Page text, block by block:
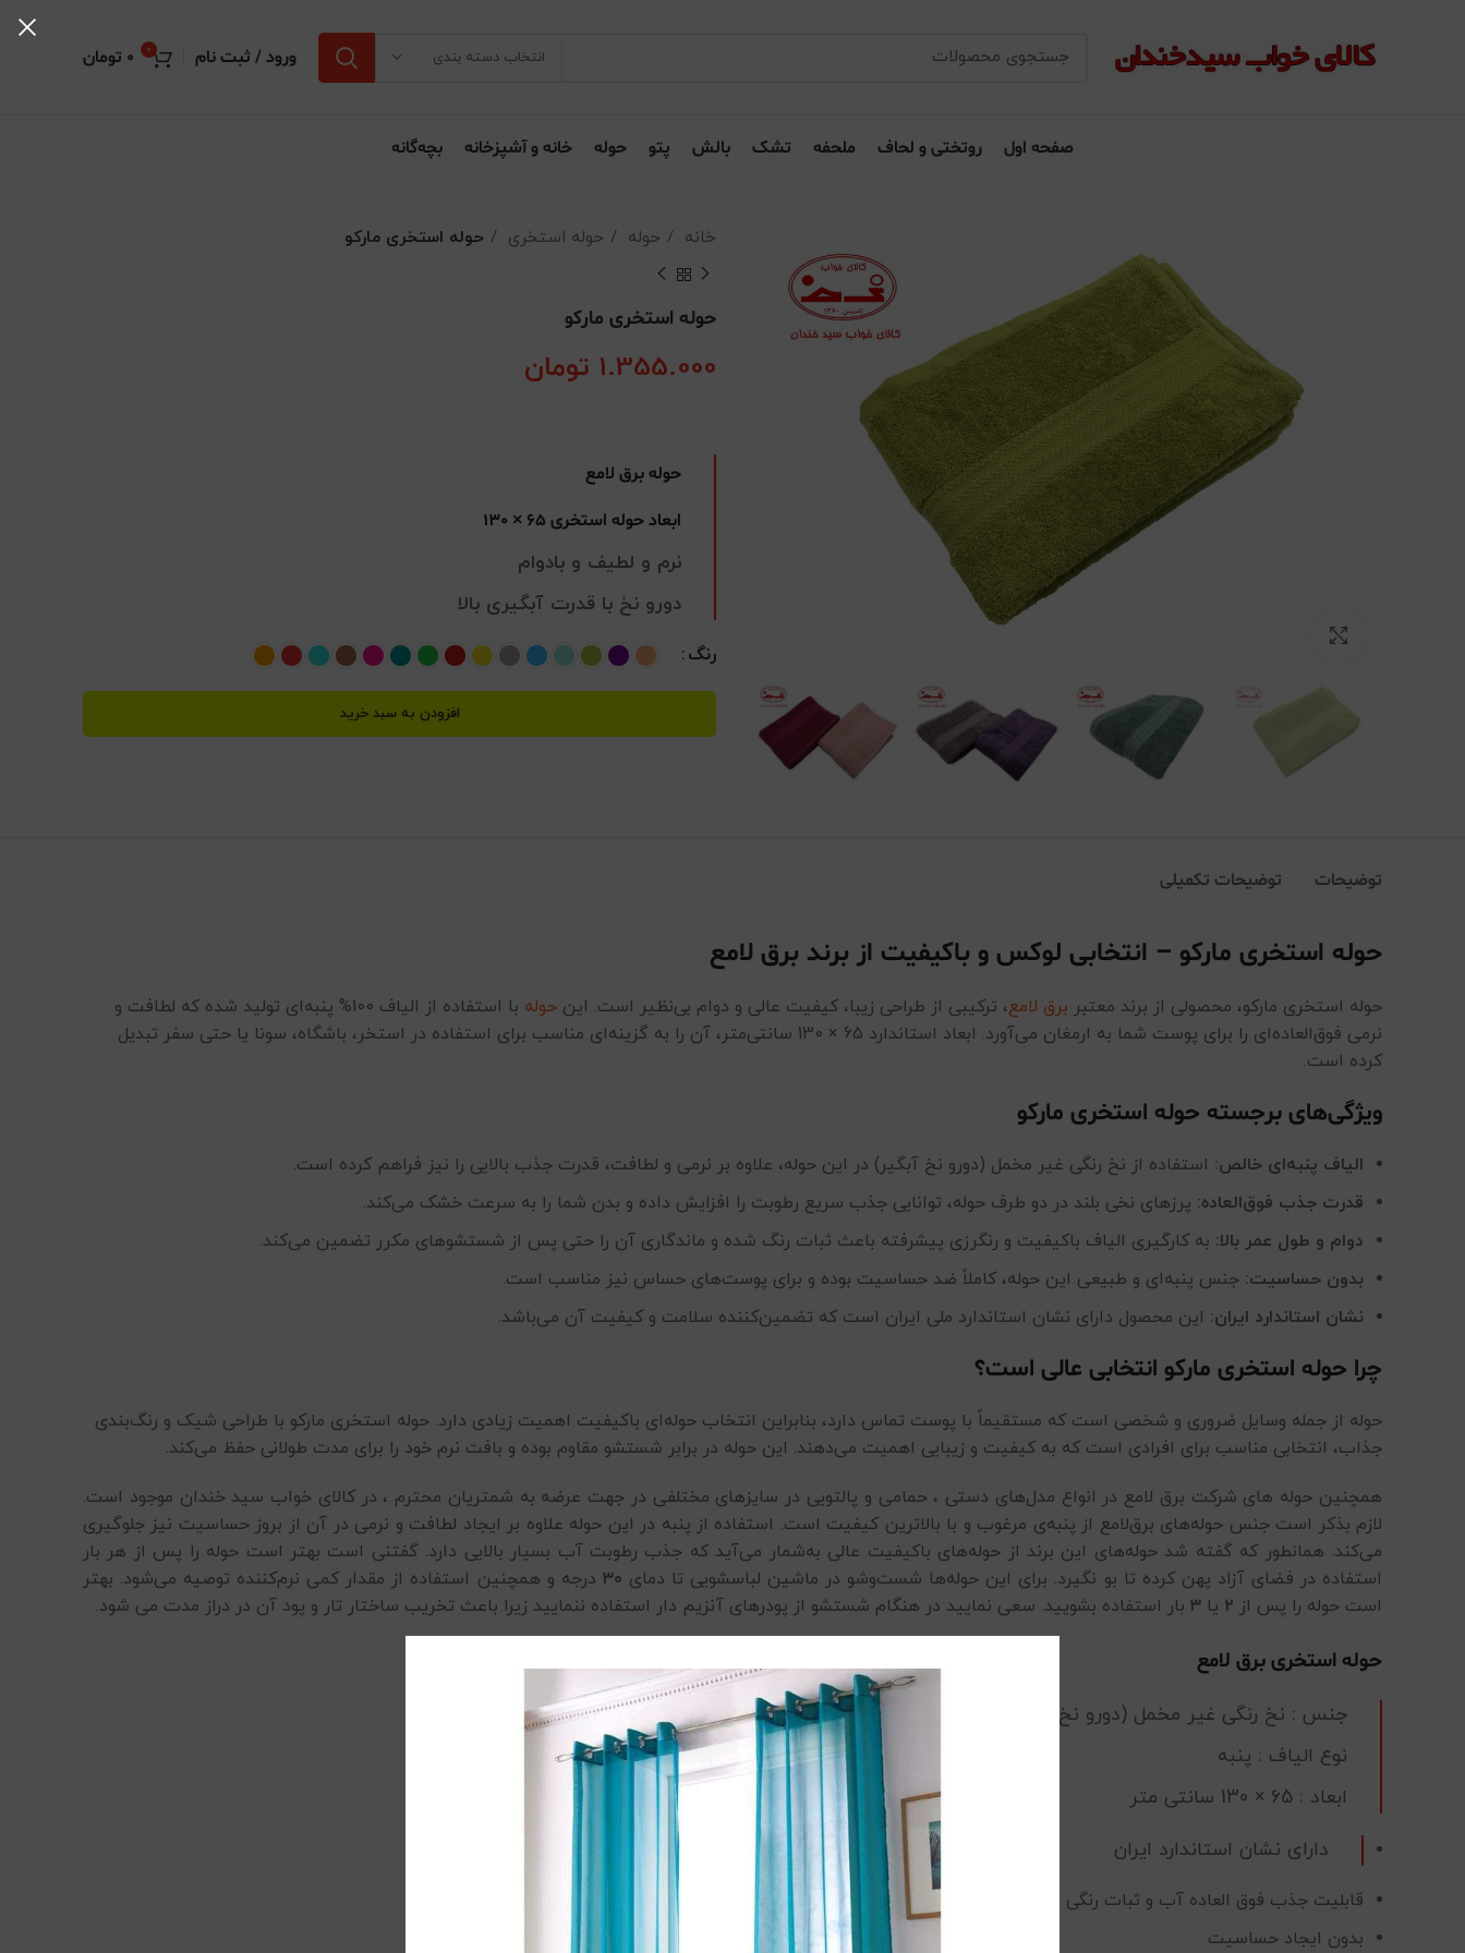
انتخاب دسته بندی ورود / ثبت نام 0
0 تومان
صفحه اول روتختی و لحاف ملحفه تشک بالش پتو حوله خانه و آشپزخانه بچه‌گانه
خانه حوله حوله استخری حوله استخری مارکو
حوله استخری مارکو
1.355.000 تومان
حوله برق لامع
ابعاد حوله استخری 65 × 130
نرم و لطیف و بادوام
دورو نخ با قدرت آبگیری بالا
رنگ
افزودن به سبد خرید
توضیحات توضیحات تکمیلی
حوله استخری مارکو – انتخابی لوکس و باکیفیت از برند برق لامع
حوله استخری مارکو، محصولی از برند معتبر برق لامع، ترکیبی از طراحی زیبا، کیفیت عالی و دوام بی‌نظیر است. این حوله
با استفاده از الیاف 100% پنبه‌ای تولید شده که لطافت و
نرمی فوق‌العاده‌ای را برای پوست شما به ارمغان می‌آورد. ابعاد استاندارد 65 × 130 سانتی‌متر، آن را به گزینه‌ای مناسب برای استفاده در استخر، باشگاه، سونا یا حتی سفر تبدیل
کرده است.
ویژگی‌های برجسته حوله استخری مارکو
الیاف پنبه‌ای خالص: استفاده از نخ رنگی غیر مخمل (دورو نخ آبگیر) در این حوله، علاوه بر نرمی و لطافت، قدرت جذب بالایی را نیز فراهم کرده است.
قدرت جذب فوق‌العاده: پرزهای نخی بلند در دو طرف حوله، توانایی جذب سریع رطوبت را افزایش داده و بدن شما را به سرعت خشک می‌کند.
دوام و طول عمر بالا: به کارگیری الیاف باکیفیت و رنگرزی پیشرفته باعث ثبات رنگ شده و ماندگاری آن را حتی پس از شستشوهای مکرر تضمین می‌کند.
بدون حساسیت: جنس پنبه‌ای و طبیعی این حوله، کاملاً ضد حساسیت بوده و برای پوست‌های حساس نیز مناسب است.
نشان استاندارد ایران: این محصول دارای نشان استاندارد ملی ایران است که تضمین‌کننده سلامت و کیفیت آن می‌باشد.
چرا حوله استخری مارکو انتخابی عالی است؟
حوله از جمله وسایل ضروری و شخصی است که مستقیماً با پوست تماس دارد، بنابراین انتخاب حوله‌ای باکیفیت اهمیت زیادی دارد. حوله استخری مارکو با طراحی شیک و رنگ‌بندی
جذاب، انتخابی مناسب برای افرادی است که به کیفیت و زیبایی اهمیت می‌دهند. این حوله در برابر شستشو مقاوم بوده و بافت نرم خود را برای مدت طولانی حفظ می‌کند.
همچنین حوله های شرکت برق لامع در انواع مدل‌های دستی ، حمامی و پالتویی در سایزهای مختلفی در جهت عرضه به شمتریان محترم ، در کالای خواب سید خندان موجود است.
لازم بذکر است جنس حوله‌های برق‌لامع از پنبه‌ی مرغوب و با بالاترین کیفیت است. استفاده از پنبه در این حوله علاوه ‌بر ایجاد لطافت و نرمی در آن از بروز حساسیت نیز جلوگیری
می‌کند. همانطور که گفته شد حوله‌های این برند از حوله‌های باکیفیت عالی به‌شمار می‌آید که جذب رطوبت آب بسیار بالایی دارد. گفتنی است بهتر است حوله را پس از هر بار
استفاده در فضای آزاد پهن کرده تا بو نگیرد. برای این حوله‌ها شست‌وشو در ماشین ‌لباسشویی تا دمای ۳۰ درجه و همچنین استفاده از مقدار کمی نرم‌کننده توصیه می‌شود. بهتر
است حوله را پس از
یا بار استفاده بشویید. سعی نمایید در هنگام شستشو از پودرهای آنزیم دار استفاده ننمایید زیرا باعث تخریب ساختار تار و پود آن در دراز مدت می شود.
حوله استخری برق لامع
جنس : نخ رنگی غیر مخمل (دورو نخ آبگیر)
نوع الیاف : پنبه
ابعاد : 65 × 130 سانتی متر
دارای نشان استاندارد ایران
قابلیت جذب فوق العاده آب و ثبات رنگی بی نظیر
بدون ایجاد حساسیت